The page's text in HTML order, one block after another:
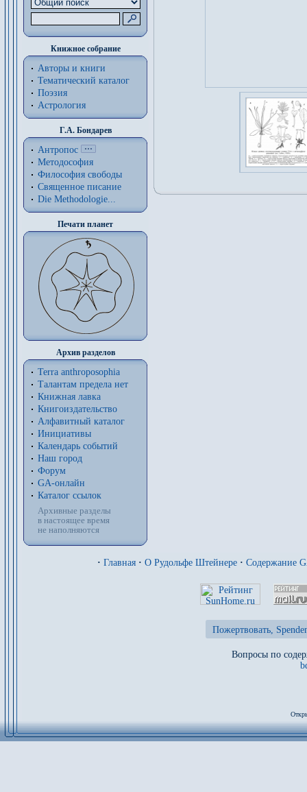
Книжное собрание
Авторы и книги
Тематический каталог
Поэзия
Астрология
Г.А. Бондарев
Антропос
Методософия
Философия cвободы
Священное писание
Die Methodologie...
Печати планет
Архив разделов
Terra anthroposophia
Талантам предела нет
Книжная лавка
Книгоиздательство
Алфавитный каталог
Инициативы
Календарь событий
Наш город
Форум
GA-онлайн
Каталог ссылок
Архивные разделы
в настоящее время
не наполняются
· Главная · О Рудольфе Штейнере · Содержание
Пожертвовать,
Вопросы по